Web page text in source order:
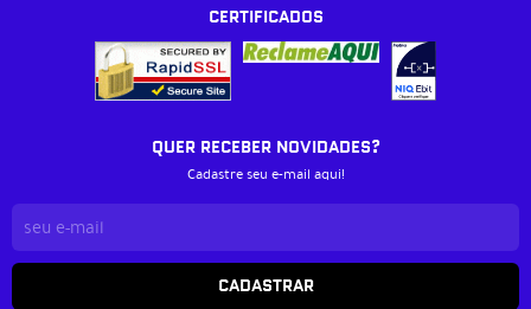
CERTIFICADOS
QUER RECEBER NOVIDADES?
Cadastre seu e-mail aqui!
CADASTRAR